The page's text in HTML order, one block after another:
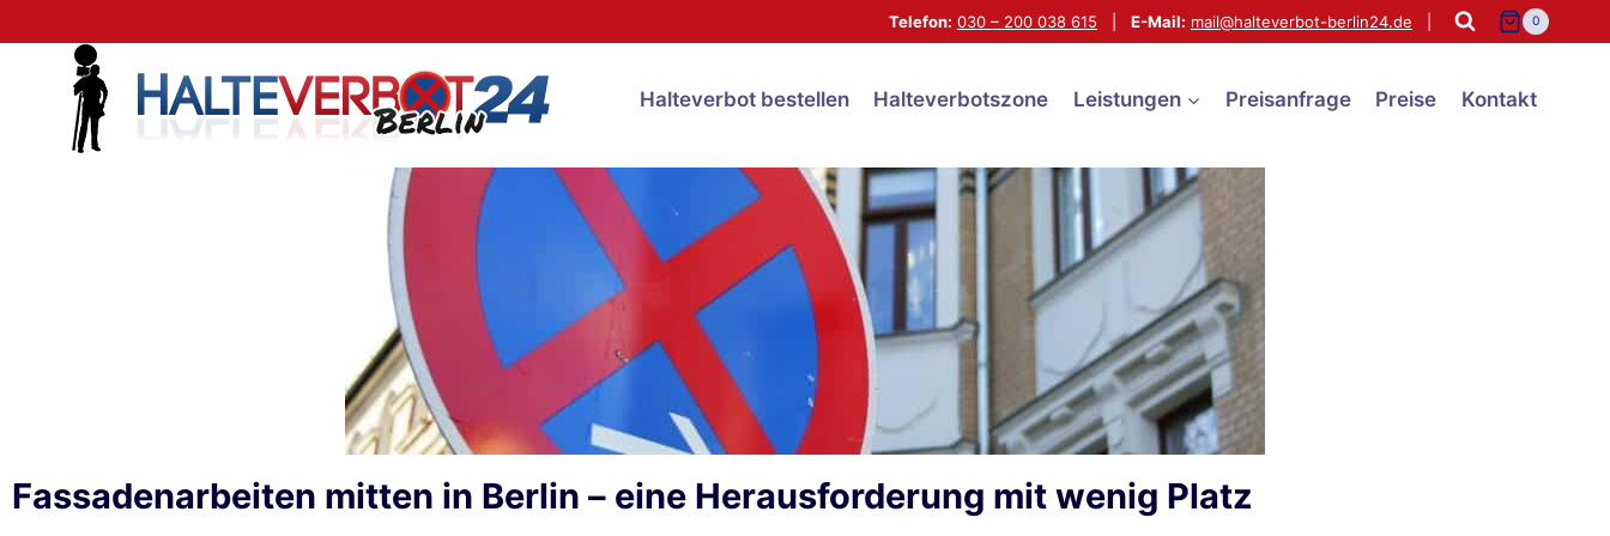
Telefon: 030 – 200 038 615 E-Mail: mail@halteverbot-berlin24.de 0
Halteverbot bestellen Halteverbotszone Leistungen Preisanfrage Preise Kontakt
Fassadenarbeiten mitten in Berlin – eine Herausforderung mit wenig Platz